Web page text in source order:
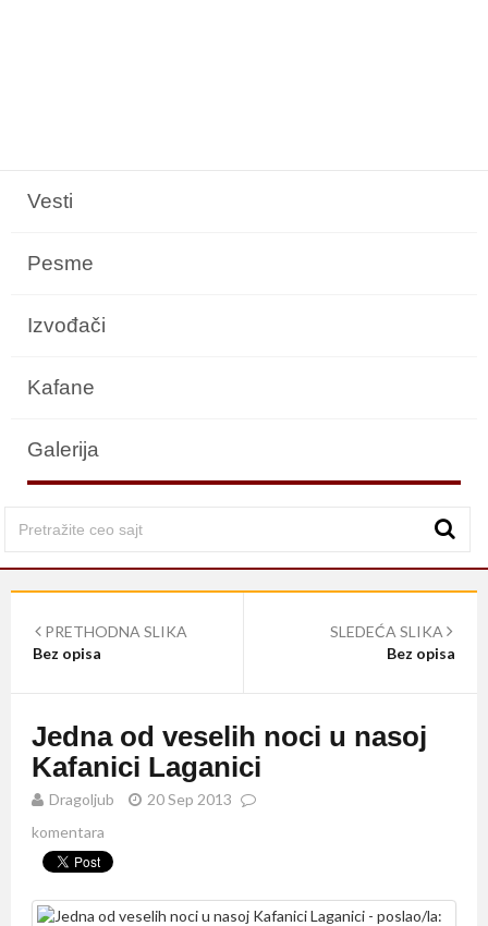
Vesti
Pesme
Izvođači
Kafane
Galerija
PRETHODNA SLIKA
Bez opisa
SLEDEĆA SLIKA
Bez opisa
Jedna od veselih noci u nasoj
Kafanici Laganici
Dragoljub
20 Sep 2013
komentara